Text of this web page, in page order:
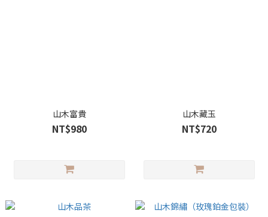
山木富貴
NT$980
山木藏玉
NT$720